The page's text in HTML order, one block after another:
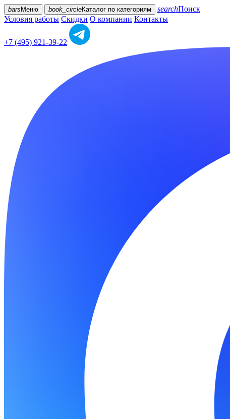
bars Меню book_circleКаталог по категориям searchПоиск
Условия работы Скидки О компании Контакты
+7 (495) 921-39-22